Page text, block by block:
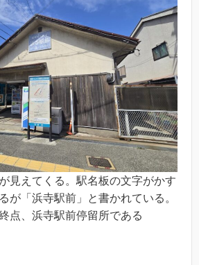
見えてくる。駅名板の文字がかす
が「浜寺駅前」と書かれている。
点、浜寺駅前停留所である